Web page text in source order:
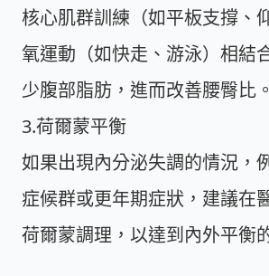
核心肌群訓練（如平板支撐、
氧運動（如快走、游泳）相結
少腹部脂肪，進而改善腰臀比。
3.荷爾蒙平衡
如果出現內分泌失調的情況，
症候群或更年期症狀，建議在
荷爾蒙調理，以達到內外平衡